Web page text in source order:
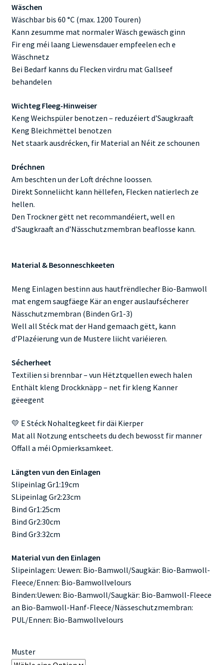
Wäschen
Wäschbar bis 60 °C (max. 1200 Touren)
Kann zesumme mat normaler Wäsch gewäsch ginn
Fir eng méi laang Liewensdauer empfeelen ech e
Wäschnetz
Bei Bedarf kanns du Flecken virdru mat Gallseef
behandelen
Wichteg Fleeg-Hinweiser
Keng Weichspüler benotzen – reduzéiert d’Saugkraaft
Keng Bleichmëttel benotzen
Net staark ausdrécken, fir Material an Néit ze schounen
Dréchnen
Am beschten un der Loft dréchne loossen.
Direkt Sonneliicht kann hëllefen, Flecken natierlech ze
hellen.
Den Trockner gëtt net recommandéiert, well en
d’Saugkraaft an d’Nässchutzmembran beaflosse kann.
Material & Besonneschkeeten
Meng Einlagen bestinn aus hautfrëndlecher Bio-Bamwoll
mat engem saugfäege Kär an enger auslaufsécherer
Nässchutzmembran (Binden Gr1-3)
Well all Stéck mat der Hand gemaach gëtt, kann
d’Plazéierung vun de Mustere liicht variéieren.
Sécherheet
Textilien si brennbar – vun Hëtztquellen ewech halen
Enthält kleng Drockknäpp – net fir kleng Kanner
gëeegent
💛 E Stéck Nohaltegkeet fir däi Kierper
Mat all Notzung entscheets du dech bewosst fir manner
Offall a méi Opmierksamkeet.
Längten vun den Einlagen
Slipeinlag Gr1:19cm
SLipeinlag Gr2:23cm
Bind Gr1:25cm
Bind Gr2:30cm
Bind Gr3:32cm
Material vun den Einlagen
Slipeinlagen: Uewen: Bio-Bamwoll/Saugkär: Bio-Bamwoll-
Fleece/Ennen: Bio-Bamwollvelours
Binden:Uewen: Bio-Bamwoll/Saugkär: Bio-Bamwoll-Fleece
an Bio-Bamwoll-Hanf-Fleece/Nässeschutzmembran:
PUL/Ennen: Bio-Bamwollvelours
Muster